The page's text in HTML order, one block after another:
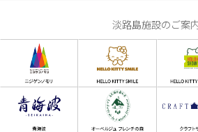
淡路島施設のご案